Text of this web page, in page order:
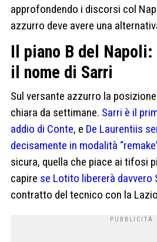
approfondendo i discorsi col
azzurro deve avere una
Il piano B del
il nome di Sarri
Sul versante azzurro la
chiara da settimane. Sarri è il
addio di Conte, e De Laurentiis
decisamente in modalità
sicura, quella che piace ai tifosi
capire se Lotito libererà davvero
contratto del tecnico con la